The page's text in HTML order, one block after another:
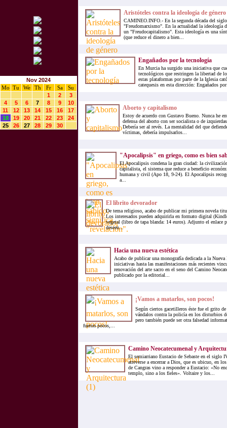
Nov 2024
Mo
Tu We Th Fr Sa
Su
1
2
3
4
5 6 7 8 9
10
11
12 13 14 15 16
17
18
19 20 21 22 23
24
25
26 27 28 29 30
Aristóteles contra la ideología de género
CAMINEO.INFO.- En la segunda década del
"Freudomarxismo". En la actualidad la ideología
un "Freudocapitalismo". Esta ideología es una
(que reduce el dinero a bien...
Engañados por la tecnología
En Murcia ha surgido una iniciativa que
tecnológicos que restringen la libertad de
estas plataformas por parte de la Iglesia
catequesis en esta dirección: Engañados
Aborto y capitalismo
Estoy de acuerdo con Gustavo Bueno. Nunca he
defensa del aborto con ser socialista o de
Debería ser al revés. La mentalidad del que
víctimas, debería impulsarlos...
"Apocalipsis" en griego, como es bien
El Apocalipsis condena la gran ciudad: la
capitalista, el sistema que reduce a beneficio
humana y civil (Apo 18, 9-24). El Apocalipsis
a...
El librito devorador
De tema religioso, acabo de publicar mi primera novela
Los interesados pueden adquirirla en formato digital
vegetal (libro de tapa blanda: 14 euros). Adjunto el enlace
deseen...
Hacia una nueva estética
Acabo de publicar una monografía dedicada a la Nueva
iniciativas hasta las manifestaciones más recientes
renovación del arte sacro en el seno del Camino
publicado por la editorial...
¡Vamos a matarlos, son pocos!
Según ciertos gacetilleros éste fue el grito
vándalos contra la policía en los disturbios
pero también puede ser otra falsedad
fueron pocos,...
Camino Neocatecumenal y
El semiarriano Eustacio de Sebaste en el siglo
atreverse a encerrar a Dios, que es ubicuo, en
de Cangras vino a responder a Eustacio: «No
templo, sino a los fieles». Voltaire y los...